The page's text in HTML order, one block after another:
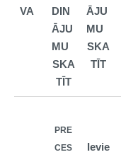
VA
DIN
ĀJU
MU
SKA
TĪT
ĀJU
MU
SKA
TĪT
PRE
CES
Ievie